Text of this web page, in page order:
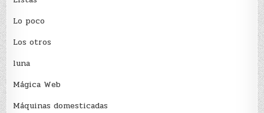
Lo poco
Los otros
luna
Mágica Web
Máquinas domesticadas